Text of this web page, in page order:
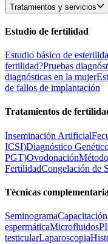
Tratamientos y servicios
Estudio de fertilidad
Estudio básico de
fertilidad?Pruebas
diagnósticas en la mujer
de fallos de implantación
Tratamientos de
Inseminación Artificial
ICSI)Diagnóstico
PGT)Ovodonación
FertilidadCongelación de
Técnicas
SeminogramaCapacitación
espermáticaMicrofluidos
testicularLaparoscopia